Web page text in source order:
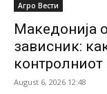
Агро Вести
Македонија
зависник:
August 6, 2026 12:48